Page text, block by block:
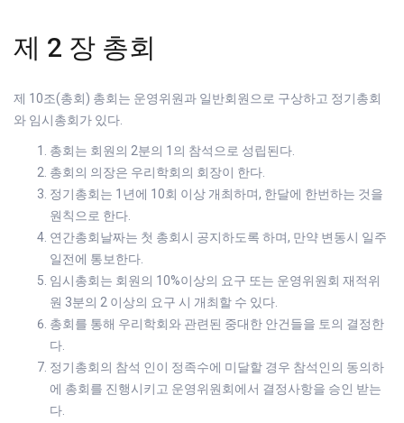
제 2 장 총회
제 10조(총회) 총회는 운영위원과 일반회원으로 구상하고 정기총회
와 임시총회가 있다.
총회는 회원의 2분의 1의 참석으로 성립된다.
총회의 의장은 우리학회의 회장이 한다.
정기총회는 1년에 10회 이상 개최하며, 한달에 한번하는 것을
원칙으로 한다.
연간총회날짜는 첫 총회시 공지하도록 하며, 만약 변동시 일주
일전에 통보한다.
임시총회는 회원의 10%이상의 요구 또는 운영위원회 재적위
원 3분의 2 이상의 요구 시 개최할 수 있다.
총회를 통해 우리학회와 관련된 중대한 안건들을 토의 결정한
다.
정기총회의 참석 인이 정족수에 미달할 경우 참석인의 동의하
에 총회를 진행시키고 운영위원회에서 결정사항을 승인 받는
다.